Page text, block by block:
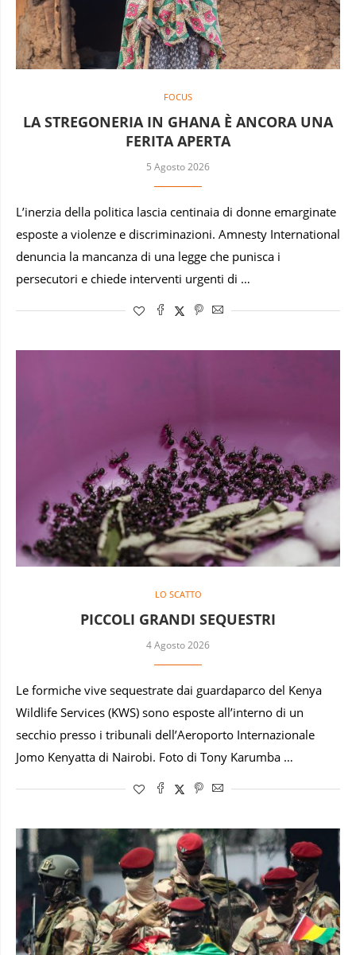
FOCUS
LA STREGONERIA IN GHANA È ANCORA UNA
FERITA APERTA
5 Agosto 2026
L’inerzia della politica lascia centinaia di donne emarginate
esposte a violenze e discriminazioni. Amnesty International
denuncia la mancanza di una legge che punisca i
persecutori e chiede interventi urgenti di …
LO SCATTO
PICCOLI GRANDI SEQUESTRI
4 Agosto 2026
Le formiche vive sequestrate dai guardaparco del Kenya
Wildlife Services (KWS) sono esposte all’interno di un
secchio presso i tribunali dell’Aeroporto Internazionale
Jomo Kenyatta di Nairobi. Foto di Tony Karumba …